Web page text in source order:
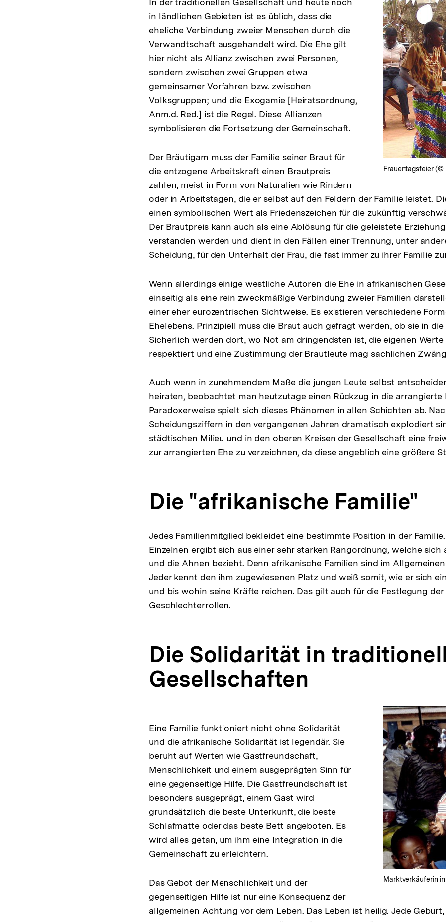
Frauentagsfeier (©
In der traditionellen Gesellschaft und heute noch
in ländlichen Gebieten ist es üblich, dass die
eheliche Verbindung zweier Menschen durch die
Verwandtschaft ausgehandelt wird. Die Ehe gilt
hier nicht als Allianz zwischen zwei Personen,
sondern zwischen zwei Gruppen etwa
gemeinsamer Vorfahren bzw. zwischen
Volksgruppen; und die Exogamie [Heiratsordnung,
Anm.d. Red.] ist die Regel. Diese Allianzen
symbolisieren die Fortsetzung der Gemeinschaft.
Der Bräutigam muss der Familie seiner Braut für
die entzogene Arbeitskraft einen Brautpreis
zahlen, meist in Form von Naturalien wie Rindern
oder in Arbeitstagen, die er selbst auf den Feldern der Familie leistet.
einen symbolischen Wert als Friedenszeichen für die zukünftig
Der Brautpreis kann auch als eine Ablösung für die geleistete
verstanden werden und dient in den Fällen einer Trennung, unter
Scheidung, für den Unterhalt der Frau, die fast immer zu ihrer Familie
Wenn allerdings einige westliche Autoren die Ehe in afrikanischen
einseitig als eine rein zweckmäßige Verbindung zweier Familien
einer eher eurozentrischen Sichtweise. Es existieren verschiedene
Ehelebens. Prinzipiell muss die Braut auch gefragt werden, ob sie in
Sicherlich werden dort, wo Not am dringendsten ist, die eigenen
respektiert und eine Zustimmung der Brautleute mag sachlichen
Auch wenn in zunehmendem Maße die jungen Leute selbst
heiraten, beobachtet man heutzutage einen Rückzug in die arrangierte
Paradoxerweise spielt sich dieses Phänomen in allen Schichten ab.
Scheidungsziffern in den vergangenen Jahren dramatisch explodiert
städtischen Milieu und in den oberen Kreisen der Gesellschaft eine
zur arrangierten Ehe zu verzeichnen, da diese angeblich eine größere
Die "afrikanische Familie"
Jedes Familienmitglied bekleidet eine bestimmte Position in der
Einzelnen ergibt sich aus einer sehr starken Rangordnung, welche sich
und die Ahnen bezieht. Denn afrikanische Familien sind im
Jeder kennt den ihm zugewiesenen Platz und weiß somit, wie er sich
und bis wohin seine Kräfte reichen. Das gilt auch für die Festlegung der
Geschlechterrollen.
Die Solidarität in
Gesellschaften
Marktverkäuferin
Eine Familie funktioniert nicht ohne Solidarität
und die afrikanische Solidarität ist legendär. Sie
beruht auf Werten wie Gastfreundschaft,
Menschlichkeit und einem ausgeprägten Sinn für
eine gegenseitige Hilfe. Die Gastfreundschaft ist
besonders ausgeprägt, einem Gast wird
grundsätzlich die beste Unterkunft, die beste
Schlafmatte oder das beste Bett angeboten. Es
wird alles getan, um ihm eine Integration in die
Gemeinschaft zu erleichtern.
Das Gebot der Menschlichkeit und der
gegenseitigen Hilfe ist nur eine Konsequenz der
allgemeinen Achtung vor dem Leben. Das Leben ist heilig. Jede